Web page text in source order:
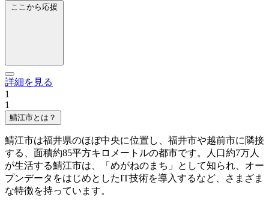
ここから応援
詳細を見る
1
1
鯖江市とは？
鯖江市は福井県のほぼ中央に位置し、福井市や越前市に隣接
する、面積約85平方キロメートルの都市です。人口約7万人
が生活する鯖江市は、「めがねのまち」として知られ、オー
プンデータをはじめとしたIT技術を導入するなど、さまざま
な特徴を持っています。